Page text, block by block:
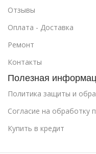
Отзывы
Оплата - Доставка
Ремонт
Контакты
Полезная
Политика защиты и
Cогласие на обработку
Купить в кредит